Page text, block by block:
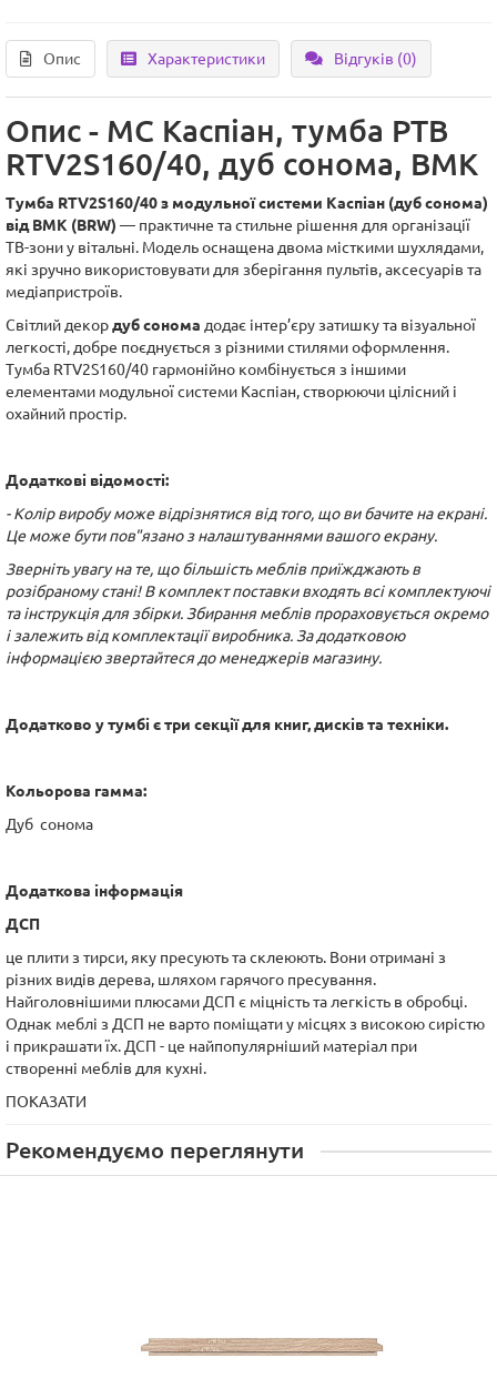
Опис Характеристики Відгуків (0)
Опис - МС Каспіан, тумба РТВ
RTV2S160/40, дуб сонома, ВМК
Тумба RTV2S160/40 з модульної системи Каспіан (дуб сонома)
від ВМК (BRW) — практичне та стильне рішення для організації
ТВ-зони у вітальні. Модель оснащена двома місткими шухлядами,
які зручно використовувати для зберігання пультів, аксесуарів та
медіапристроїв.
Світлий декордуб сонома додає інтер’єру затишку та візуальної
легкості, добре поєднується з різними стилями оформлення.
Тумба RTV2S160/40 гармонійно комбінується з іншими
елементами модульної системи Каспіан, створюючи цілісний і
охайний простір.
Додаткові відомості:
- Колір виробу може відрізнятися від того, що ви бачите на екрані.
Це може бути пов"язано з налаштуваннями вашого екрану.
Зверніть увагу на те, що більшість меблів приїжджають в
розібраному стані! В комплект поставки входять всі комплектуючі
та інструкція для збірки. Збирання меблів прораховується окремо
і залежить від комплектації виробника. За додатковою
інформацією звертайтеся до менеджерів магазину.
Додатково у тумбі є три секції для книг, дисків та техніки.
Кольорова гамма:
Дуб сонома
Додаткова інформація
ДСП
це плити з тирси, яку пресують та склеюють. Вони отримані з
різних видів дерева, шляхом гарячого пресування.
Найголовнішими плюсами ДСП є міцність та легкість в обробці.
Однак меблі з ДСП не варто поміщати у місцях з високою сирістю
і прикрашати їх. ДСП - це найпопулярніший матеріал при
створенні меблів для кухні.
ПОКАЗАТИ
Рекомендуємо переглянути